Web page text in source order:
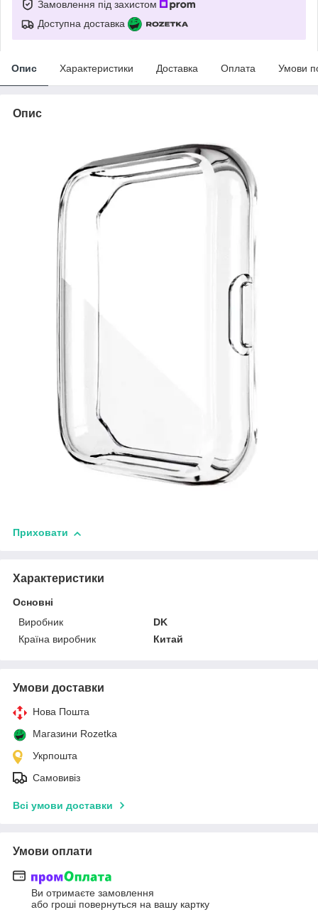
Замовлення під захистом
Доступна доставка
Опис Характеристики Доставка Оплата Умови
Опис
Приховати
Характеристики
Основні
Виробник
DK
Країна виробник
Китай
Умови доставки
Нова Пошта
Магазини Rozetka
Укрпошта
Самовивіз
Всі умови доставки
Умови оплати
Ви отримаєте замовлення
або гроші повернуться на вашу картку